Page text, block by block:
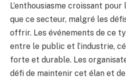
L’enthousiasme croissant
que ce secteur, malgré les
offrir. Les événements de ce
entre le public et l’industrie,
forte et durable. Les
défi de maintenir cet élan et